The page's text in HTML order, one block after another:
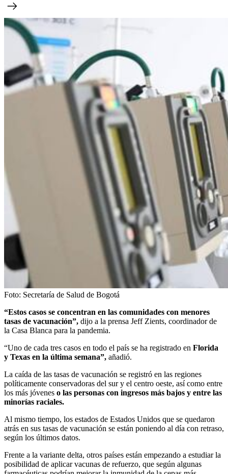
Foto: Secretaría de Salud de Bogotá
“Estos casos se concentran en las comunidades con menores
tasas de vacunación”, dijo a la prensa Jeff Zients, coordinador de
la Casa Blanca para la pandemia.
“Uno de cada tres casos en todo el país se ha registrado en Florida
y Texas en la última semana”, añadió.
La caída de las tasas de vacunación se registró en las regiones
políticamente conservadoras del sur y el centro oeste, así como entre
los más jóvenes o las personas con ingresos más bajos y entre las
minorías raciales.
Al mismo tiempo, los estados de Estados Unidos que se quedaron
atrás en sus tasas de vacunación se están poniendo al día con retraso,
según los últimos datos.
Frente a la variante delta, otros países están empezando a estudiar la
posibilidad de aplicar vacunas de refuerzo, que según algunas